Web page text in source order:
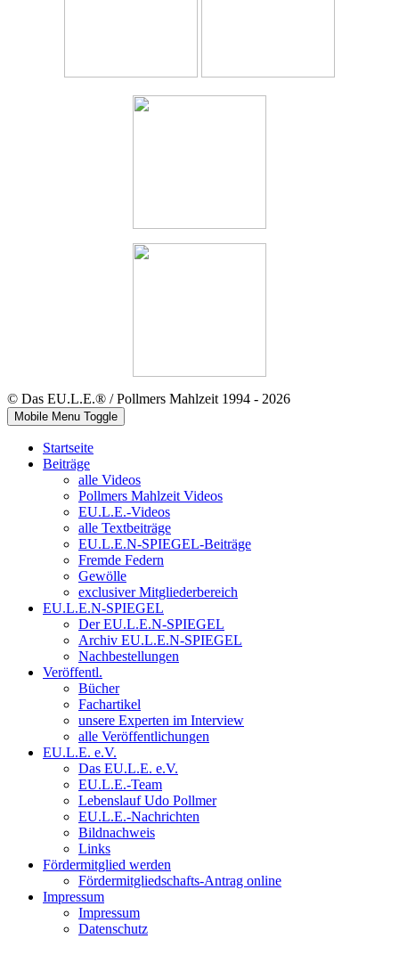
© Das EU.L.E.® / Pollmers Mahlzeit 1994 - 2026
Mobile Menu Toggle
Startseite
Beiträge
alle Videos
Pollmers Mahlzeit Videos
EU.L.E.-Videos
alle Textbeiträge
EU.L.E.N-SPIEGEL-Beiträge
Fremde Federn
Gewölle
exclusiver Mitgliederbereich
EU.L.E.N-SPIEGEL
Der EU.L.E.N-SPIEGEL
Archiv EU.L.E.N-SPIEGEL
Nachbestellungen
Veröffentl.
Bücher
Fachartikel
unsere Experten im Interview
alle Veröffentlichungen
EU.L.E. e.V.
Das EU.L.E. e.V.
EU.L.E.-Team
Lebenslauf Udo Pollmer
EU.L.E.-Nachrichten
Bildnachweis
Links
Fördermitglied werden
Fördermitgliedschafts-Antrag online
Impressum
Impressum
Datenschutz